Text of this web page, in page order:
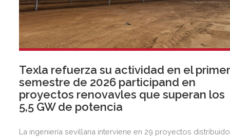
Texla refuerza su actividad en el
semestre de 2026 participand en
proyectos renovavles que superan los
5,5 GW de potencia
La ingeniería sevillana interviene en 29 proyectos